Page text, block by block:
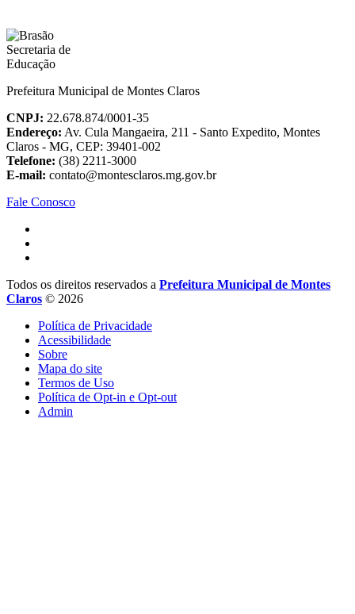
Prefeitura Municipal de Montes Claros
CNPJ: 22.678.874/0001-35
Endereço: Av. Cula Mangaeira, 211 - Santo Expedito, Montes
Claros - MG, CEP: 39401-002
Telefone: (38) 2211-3000
E-mail: contato@montesclaros.mg.gov.br
Fale Conosco
Todos os direitos reservados a Prefeitura Municipal de Montes
Claros © 2026
Política de Privacidade
Acessibilidade
Sobre
Mapa do site
Termos de Uso
Política de Opt-in e Opt-out
Admin